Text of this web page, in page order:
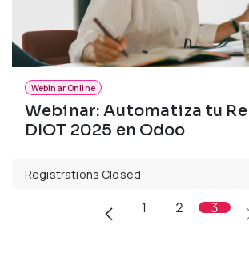
Webinar Online
Webinar: Automatiza tu
DIOT 2025 en Odoo
Registrations Closed
1 2 3